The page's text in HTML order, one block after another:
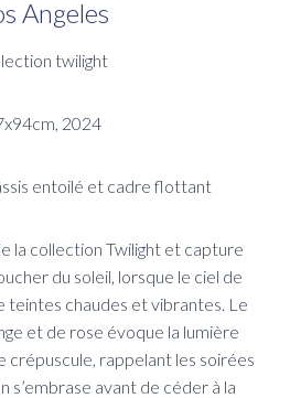
Angeles
twilight
2024
entoilé et cadre flottant
la collection Twilight et capture
du soleil, lorsque le ciel de
teintes chaudes et vibrantes. Le
et de rose évoque la lumière
crépuscule, rappelant les soirées
s’embrase avant de céder à la